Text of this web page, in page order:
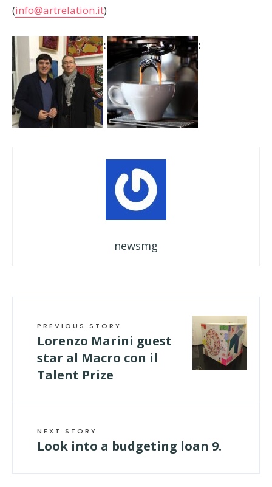
(info@artrelation.it)
newsmg
PREVIOUS STORY
Lorenzo Marini guest
star al Macro con il
Talent Prize
NEXT STORY
Look into a budgeting loan 9.